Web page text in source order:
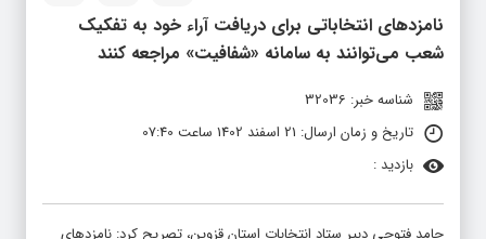
نامزدهای انتخاباتی برای دریافت آراء خود به تفکیک
شعب می‌توانند به سامانه «شفافیت» مراجعه کنند
شناسه خبر: 32036
تاریخ و زمان ارسال: 21 اسفند 1402 ساعت 07:40
بازدید :
حامد فتوحی دبیر ستاد انتخابات استان قزوین، تصریح کرد: نامزدهای